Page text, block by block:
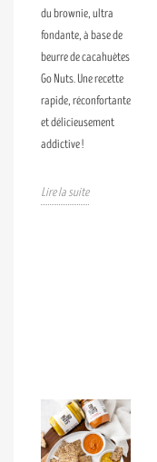
du brownie, ultra
fondante, à base de
beurre de cacahuètes
Go Nuts. Une recette
rapide, réconfortante
et délicieusement
addictive !
Lire la suite